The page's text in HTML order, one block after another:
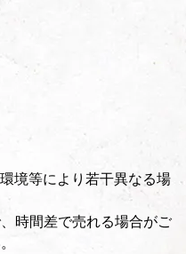
境等により若干異なる場
時間差で売れる場合がご